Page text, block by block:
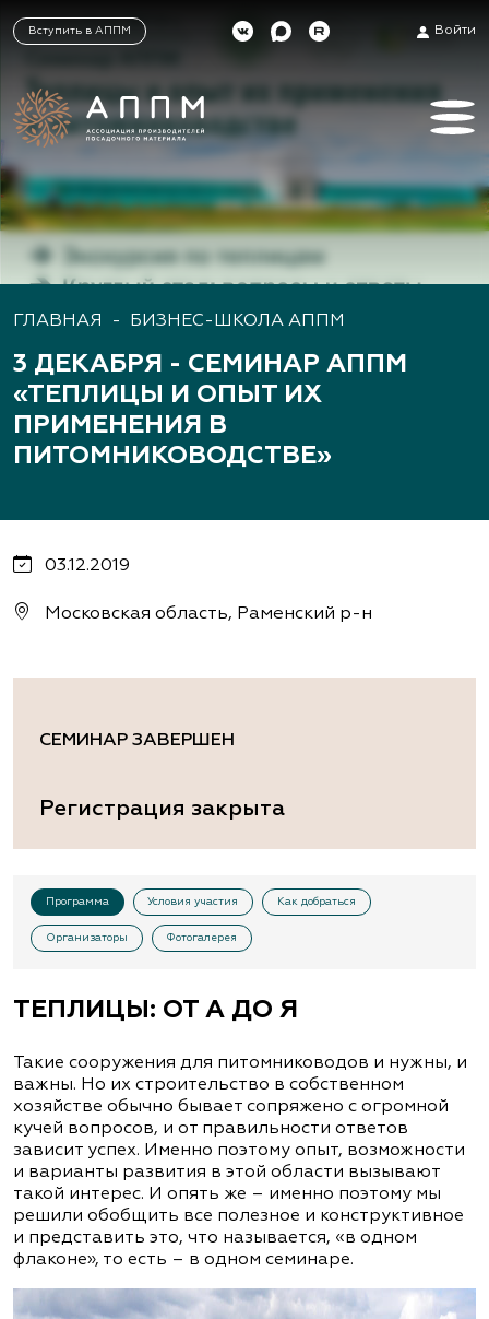
Вступить в АППМ Войти
ГЛАВНАЯ - БИЗНЕС-ШКОЛА АППМ
3 ДЕКАБРЯ - СЕМИНАР АППМ
«ТЕПЛИЦЫ И ОПЫТ ИХ
ПРИМЕНЕНИЯ В
ПИТОМНИКОВОДСТВЕ»
03.12.2019
Московская область, Раменский р-н
СЕМИНАР ЗАВЕРШЕН
Регистрация закрыта
Программа Условия участия Как добраться
Организаторы Фотогалерея
ТЕПЛИЦЫ: ОТ А ДО Я
Такие сооружения для питомниководов и нужны, и
важны. Но их строительство в собственном
хозяйстве обычно бывает сопряжено с огромной
кучей вопросов, и от правильности ответов
зависит успех. Именно поэтому опыт, возможности
и варианты развития в этой области вызывают
такой интерес. И опять же – именно поэтому мы
решили обобщить все полезное и конструктивное
и представить это, что называется, «в одном
флаконе», то есть – в одном семинаре.